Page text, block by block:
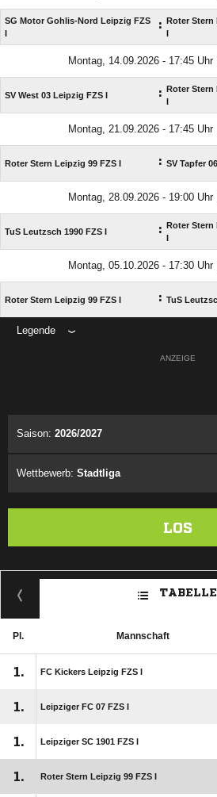
SG Motor Gohlis-Nord Leipzig FZS
:
Roter Stern
Montag, 14.09.2026 - 17:45
SV West 03 Leipzig FZS I :
Roter Stern
Montag, 21.09.2026 - 17:45
Roter Stern Leipzig 99 FZS I : SV Tapfer
Montag, 28.09.2026 - 19:00
TuS Leutzsch 1990 FZS I :
Roter Stern
Montag, 05.10.2026 - 17:30
Roter Stern Leipzig 99 FZS I : TuS
Legende
ANZEIGE
Saison: 2026/2027
Wettbewerb: Stadtliga
LOS
TABELLE
Pl. Mannschaft
1. FC Kickers Leipzig FZS I
1. Leipziger FC 07 FZS I
1. Leipziger SC 1901 FZS I
1. Roter Stern Leipzig 99 FZS I